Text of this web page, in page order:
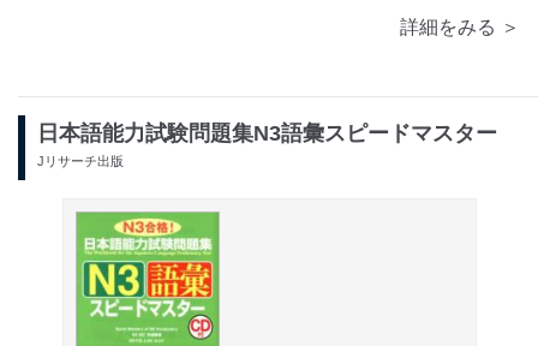
詳細をみる ＞
日本語能力試験問題集N3語彙スピードマスター
Jリサーチ出版